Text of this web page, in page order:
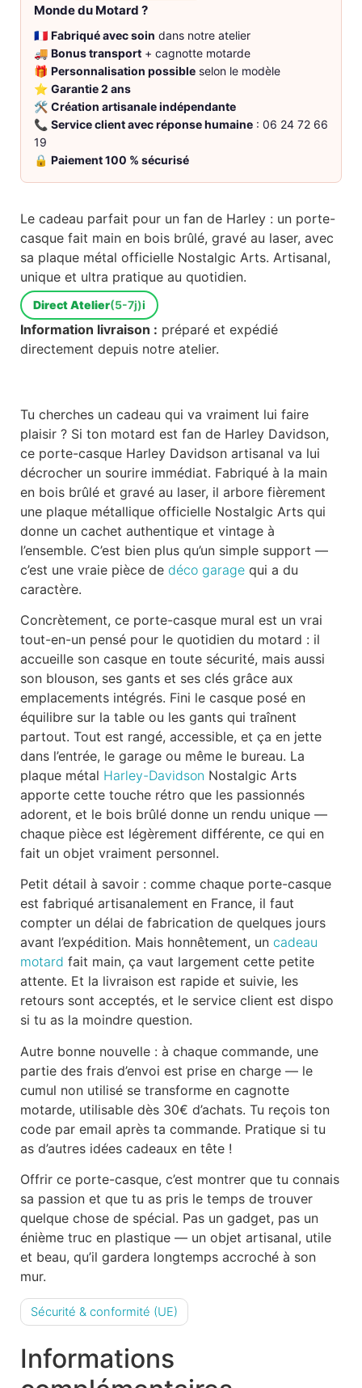
Monde du Motard ?
🇫🇷 Fabriqué avec soin dans notre atelier
🚚 Bonus transport + cagnotte motarde
🎁 Personnalisation possible selon le modèle
⭐ Garantie 2 ans
🛠️ Création artisanale indépendante
📞 Service client avec réponse humaine : 06 24 72 66
19
🔒 Paiement 100 % sécurisé
Le cadeau parfait pour un fan de Harley : un porte-
casque fait main en bois brûlé, gravé au laser, avec
sa plaque métal officielle Nostalgic Arts. Artisanal,
unique et ultra pratique au quotidien.
Direct Atelier(5-7j)i
Information livraison : préparé et expédié
directement depuis notre atelier.
Tu cherches un cadeau qui va vraiment lui faire
plaisir ? Si ton motard est fan de Harley Davidson,
ce porte-casque Harley Davidson artisanal va lui
décrocher un sourire immédiat. Fabriqué à la main
en bois brûlé et gravé au laser, il arbore fièrement
une plaque métallique officielle Nostalgic Arts qui
donne un cachet authentique et vintage à
l’ensemble. C’est bien plus qu’un simple support —
c’est une vraie pièce de déco garage qui a du
caractère.
Concrètement, ce porte-casque mural est un vrai
tout-en-un pensé pour le quotidien du motard : il
accueille son casque en toute sécurité, mais aussi
son blouson, ses gants et ses clés grâce aux
emplacements intégrés. Fini le casque posé en
équilibre sur la table ou les gants qui traînent
partout. Tout est rangé, accessible, et ça en jette
dans l’entrée, le garage ou même le bureau. La
plaque métal Harley-Davidson Nostalgic Arts
apporte cette touche rétro que les passionnés
adorent, et le bois brûlé donne un rendu unique —
chaque pièce est légèrement différente, ce qui en
fait un objet vraiment personnel.
Petit détail à savoir : comme chaque porte-casque
est fabriqué artisanalement en France, il faut
compter un délai de fabrication de quelques jours
avant l’expédition. Mais honnêtement, un cadeau
motard fait main, ça vaut largement cette petite
attente. Et la livraison est rapide et suivie, les
retours sont acceptés, et le service client est dispo
si tu as la moindre question.
Autre bonne nouvelle : à chaque commande, une
partie des frais d’envoi est prise en charge — le
cumul non utilisé se transforme en cagnotte
motarde, utilisable dès 30€ d’achats. Tu reçois ton
code par email après ta commande. Pratique si tu
as d’autres idées cadeaux en tête !
Offrir ce porte-casque, c’est montrer que tu connais
sa passion et que tu as pris le temps de trouver
quelque chose de spécial. Pas un gadget, pas un
énième truc en plastique — un objet artisanal, utile
et beau, qu’il gardera longtemps accroché à son
mur.
Sécurité & conformité (UE)
Informations